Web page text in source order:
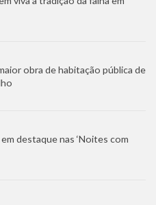
obra de habitação pública de
destaque nas ‘Noites com